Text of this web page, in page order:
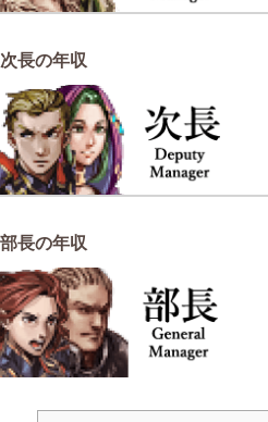
次長の年収
部長の年収